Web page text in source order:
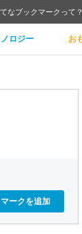
なブックマークって？
ロジー お
ークを追加